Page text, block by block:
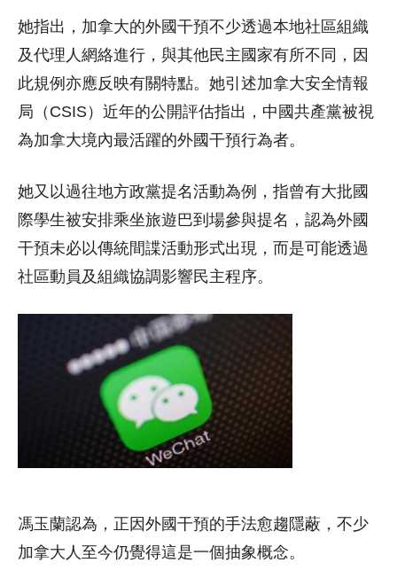
她指出，加拿大的外國干預不少透過本地社區組織
及代理人網絡進行，與其他民主國家有所不同，因
此規例亦應反映有關特點。她引述加拿大安全情報
局（CSIS）近年的公開評估指出，中國共產黨被視
為加拿大境內最活躍的外國干預行為者。
她又以過往地方政黨提名活動為例，指曾有大批國
際學生被安排乘坐旅遊巴到場參與提名，認為外國
干預未必以傳統間諜活動形式出現，而是可能透過
社區動員及組織協調影響民主程序。
馮玉蘭認為，正因外國干預的手法愈趨隱蔽，不少
加拿大人至今仍覺得這是一個抽象概念。